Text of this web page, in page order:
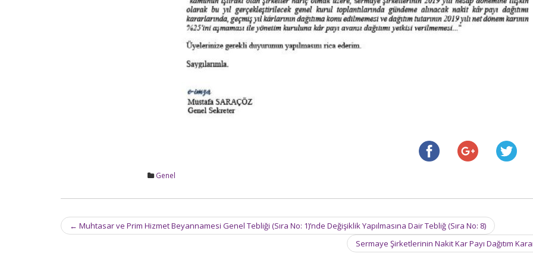
Genel
Post
navigation
← Muhtasar ve Prim Hizmet Beyannamesi Genel Tebliği (Sıra No: 1)’nde Değişiklik Yapılmasına Dair Tebliğ (Sıra No: 8)
Sermaye Şirketlerinin Nakit Kar Payı Dağıtım